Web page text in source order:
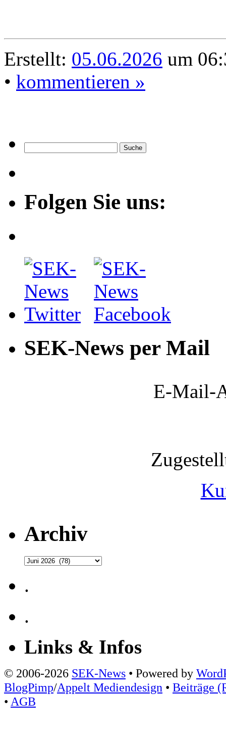
Erstellt: 05.06.2026 um
• kommentieren »
Folgen Sie uns:
SEK-News per Mail
E-Mail-
Archiv
Archiv
.
.
Links & Infos
© 2006-2026 SEK-News • Powered by
BlogPimp/Appelt Mediendesign • Beiträge
• AGB